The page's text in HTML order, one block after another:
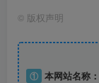
© 版权声明
① 本网站名称：